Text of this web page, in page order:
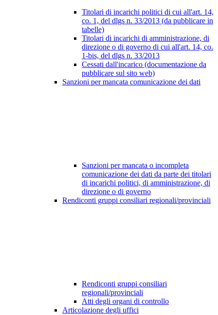
Titolari di incarichi politici di cui all'art. 14,
co. 1, del dlgs n. 33/2013 (da pubblicare in
tabelle)
Titolari di incarichi di amministrazione, di
direzione o di governo di cui all'art. 14, co.
1-bis, del dlgs n. 33/2013
Cessati dall'incarico (documentazione da
pubblicare sul sito web)
Sanzioni per mancata comunicazione dei dati
Sanzioni per mancata o incompleta
comunicazione dei dati da parte dei titolari
di incarichi politici, di amministrazione, di
direzione o di governo
Rendiconti gruppi consiliari regionali/provinciali
Rendiconti gruppi consiliari
regionali/provinciali
Atti degli organi di controllo
Articolazione degli uffici